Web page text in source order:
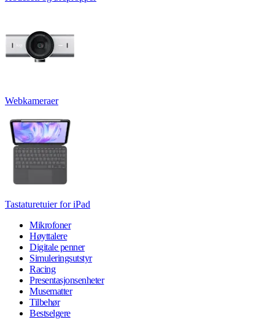
Webkameraer
Tastaturetuier for iPad
Mikrofoner
Høyttalere
Digitale penner
Simuleringsutstyr
Racing
Presentasjonsenheter
Musematter
Tilbehør
Bestselgere